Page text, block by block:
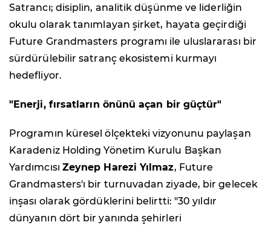
Satrancı; disiplin, analitik düşünme ve liderliğin
okulu olarak tanımlayan şirket, hayata geçirdiği
Future Grandmasters programı ile uluslararası bir
sürdürülebilir satranç ekosistemi kurmayı
hedefliyor.
"Enerji, fırsatların önünü açan bir güçtür"
Programın küresel ölçekteki vizyonunu paylaşan
Karadeniz Holding Yönetim Kurulu Başkan
Yardımcısı Zeynep Harezi Yılmaz, Future
Grandmasters'ı bir turnuvadan ziyade, bir gelecek
inşası olarak gördüklerini belirtti: "30 yıldır
dünyanın dört bir yanında şehirleri